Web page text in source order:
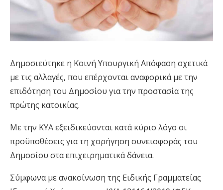
Δημοσιεύτηκε η Κοινή Υπουργική Απόφαση σχετικά
με τις αλλαγές, που επέρχονται αναφορικά με την
επιδότηση του Δημοσίου για την προστασία της
πρώτης κατοικίας.
Με την ΚΥΑ εξειδικεύονται κατά κύριο λόγο οι
προϋποθέσεις για τη χορήγηση συνεισφοράς του
Δημοσίου στα επιχειρηματικά δάνεια.
Σύμφωνα με ανακοίνωση της Ειδικής Γραμματείας